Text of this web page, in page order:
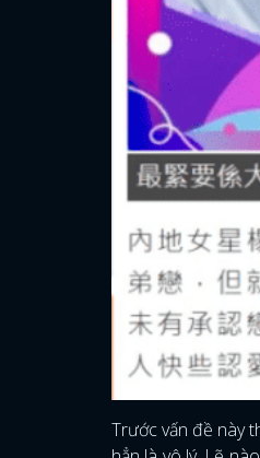
Trước vấn đề này